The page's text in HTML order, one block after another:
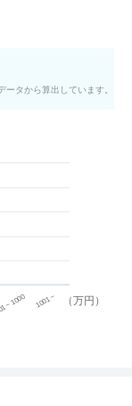
タから算出しています。
（万円）
~ 1000 1001 ~